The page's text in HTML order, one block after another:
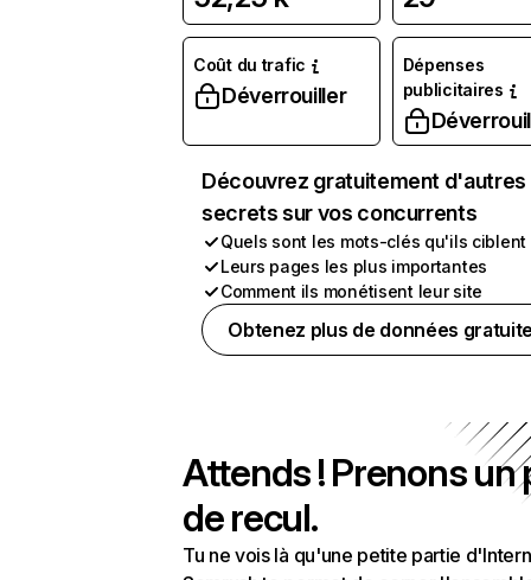
Coût du trafic
Déverrouiller
Dépenses
publicitaires
Découvrez gratuitement d'autres
secrets sur vos concurrents
Quels sont les mots-clés qu'ils ciblent
Leurs pages les plus importantes
Comment ils monétisent leur site
Obtenez plus de données
Attends ! Prenons un
de recul.
Tu ne vois là qu'une petite partie